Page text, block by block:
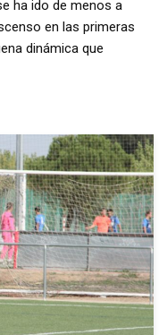
ha ido de menos a
en las primeras
dinámica que